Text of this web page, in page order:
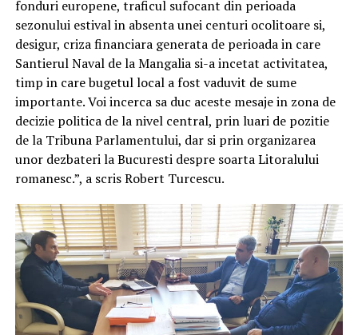
fonduri europene, traficul sufocant din perioada
sezonului estival in absenta unei centuri ocolitoare si,
desigur, criza financiara generata de perioada in care
Santierul Naval de la Mangalia si-a incetat activitatea,
timp in care bugetul local a fost vaduvit de sume
importante. Voi incerca sa duc aceste mesaje in zona de
decizie politica de la nivel central, prin luari de pozitie
de la Tribuna Parlamentului, dar si prin organizarea
unor dezbateri la Bucuresti despre soarta Litoralului
romanesc.”, a scris Robert Turcescu.